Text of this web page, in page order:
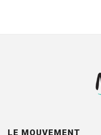
LE MOUVEMENT